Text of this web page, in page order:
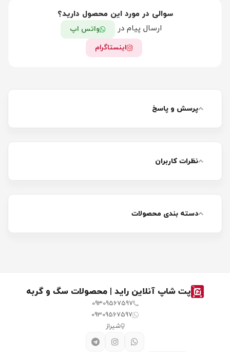
سوالی در مورد این محصول دارید؟
ارسال پیام در
واتس اپ
اینستاگرام
پرسش و پاسخ
نظرات کاربران
دسته بندی محصولات
پت شاپ آنلاین راید | محصولات سگ و گربه
09309567597
09309567597
شیراز